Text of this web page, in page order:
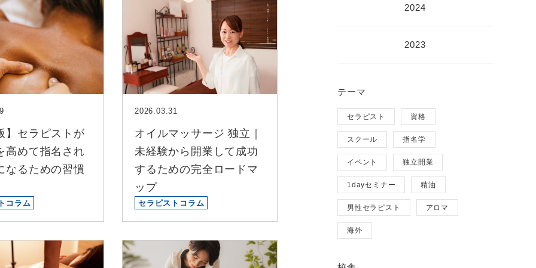
】セラピストが
高めて指名され
なるための習慣
コラム
2026.03.31
オイルマッサージ 独立｜
未経験から開業して成功
するための完全ロードマ
ップ
セラピストコラム
2024
2023
テーマ
セラピスト 資格
スクール 指名学
イベント 独立開業
1dayセミナー 精油
男性セラピスト アロマ
海外